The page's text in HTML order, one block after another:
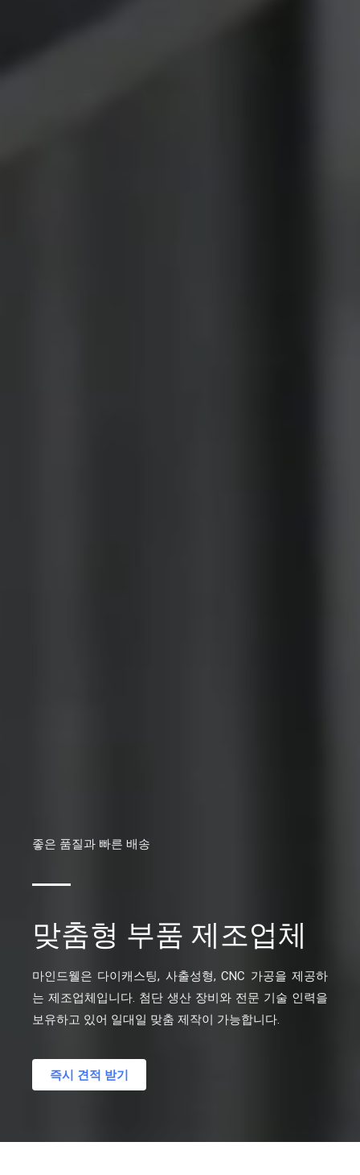
좋은 품질과 빠른 배송
맞춤형 부품 제조업체
마인드웰은 다이캐스팅, 사출성형, CNC 가공을 제공하
는 제조업체입니다. 첨단 생산 장비와 전문 기술 인력을
보유하고 있어 일대일 맞춤 제작이 가능합니다.
즉시 견적 받기